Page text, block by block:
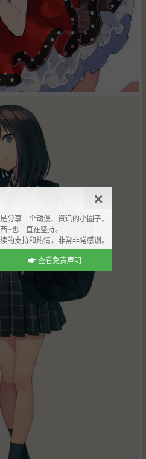
分享一个动漫、资讯的小圈子。
~也一直在坚持。
的支持和热情，非常非常感谢。
查看免责声明